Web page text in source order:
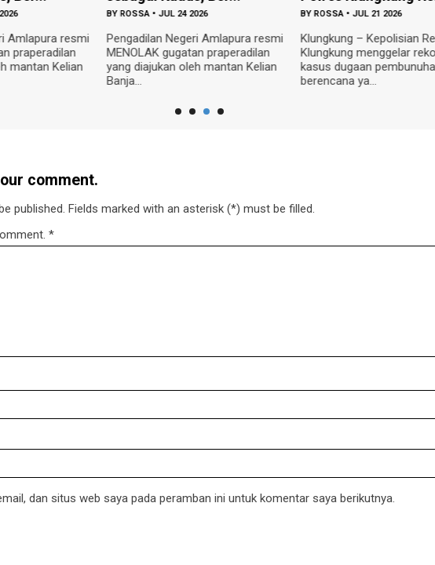
resmi
Kelian
ROSSA •JUL 24 2026
Pengadilan Negeri Amlapura resmi
MENOLAK gugatan praperadilan
yang diajukan oleh mantan Kelian
ROSSA •JUL 21 2026
Klungkung – Kepolisian Resor
Klungkung menggelar rekonstruksi
kasus dugaan pembunuhan
berencana ya...
comment.
published. Fields marked with an asterisk (*) must be filled.
*
dan situs web saya pada peramban ini untuk komentar saya berikutnya.